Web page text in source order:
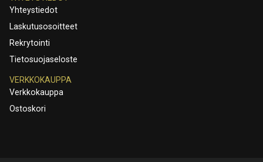
Yhteystiedot
Laskutusosoitteet
Rekrytointi
Tietosuojaseloste
VERKKOKAUPPA
Verkkokauppa
Ostoskori